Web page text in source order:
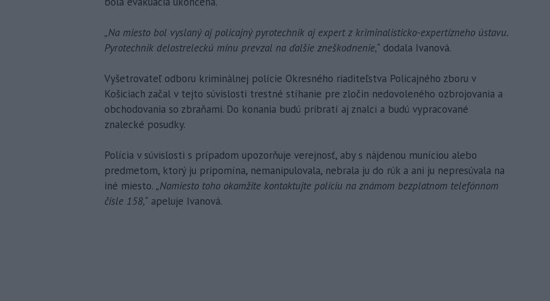
„Na miesto bol vyslaný aj policajný pyrotechnik aj expert z kriminalisticko-expertízneho ústavu.
Pyrotechnik delostreleckú mínu prevzal na ďalšie zneškodnenie,“ dodala Ivanová.
Vyšetrovateľ odboru kriminálnej polície Okresného riaditeľstva Policajného zboru v
Košiciach začal v tejto súvislosti trestné stíhanie pre zločin nedovoleného ozbrojovania a
obchodovania so zbraňami. Do konania budú pribratí aj znalci a budú vypracované
znalecké posudky.
Polícia v súvislosti s prípadom upozorňuje verejnosť, aby s nájdenou muníciou alebo
predmetom, ktorý ju pripomína, nemanipulovala, nebrala ju do rúk a ani ju nepresúvala na
iné miesto. „Namiesto toho okamžite kontaktujte políciu na známom bezplatnom telefónnom
čísle 158,“ apeluje Ivanová.